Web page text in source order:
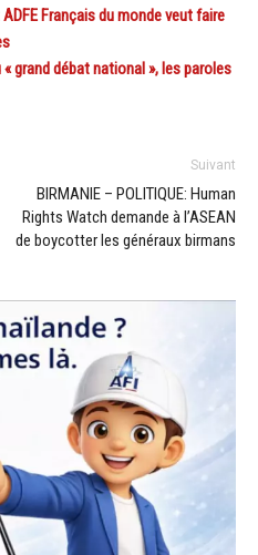
Français du monde veut faire
« grand débat national », les paroles
Suivant
BIRMANIE – POLITIQUE: Human
Rights Watch demande à l’ASEAN
de boycotter les généraux birmans